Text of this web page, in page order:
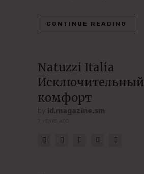
CONTINUE READING
Natuzzi Italia
Исключительный
комфорт
by id.magazine.sm